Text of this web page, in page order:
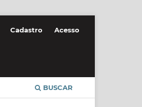
BUSCAR
Cadastro Acesso